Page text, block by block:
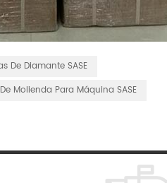
De Diamante SASE
Molienda Para Máquina SASE